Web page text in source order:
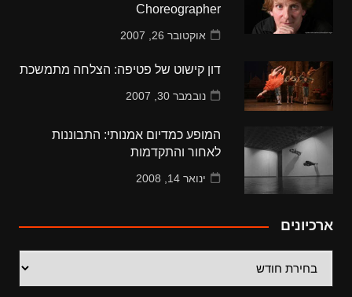
Choreographer
אוקטובר 26, 2007
דון קישוט של פטיפה: הצלחה מתמשכת
נובמבר 30, 2007
המופע כמדיום אמנותי: התבוננות
לאחור והתקדמות
ינואר 14, 2008
ארכיונים